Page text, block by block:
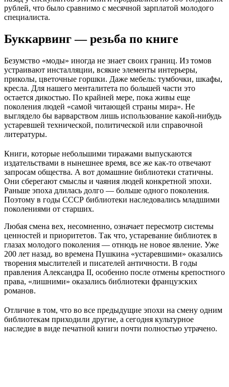
рублей, что было сравнимо с месячной зарплатой молодого
специалиста.
Буккарвинг — резьба по книге
Безумство «моды» иногда не знает своих границ. Из томов
устраивают инсталляции, всякие элементы интерьеры,
приколы, цветочные горшки. Даже мебель: тумбочки, шкафы,
кресла. Для нашего менталитета по большей части это
остается дикостью. По крайней мере, пока живы еще
поколения людей «самой читающей страны мира». Не
выглядело бы варварством лишь использование какой-нибудь
устаревшей технической, политической или справочной
литературы.
Книги, которые небольшими тиражами выпускаются
издательствами в нынешнее время, все же как-то отвечают
запросам общества. А вот домашние библиотеки статичны.
Они сберегают смыслы и чаяния людей конкретной эпохи.
Раньше эпоха длилась долго — больше одного поколения.
Поэтому в годы СССР библиотеки наследовались младшими
поколениями от старших.
Любая смена вех, несомненно, означает пересмотр системы
ценностей и приоритетов. Так что, устаревание библиотек в
глазах молодого поколения — отнюдь не новое явление. Уже
200 лет назад, во времена Пушкина «устаревшими» оказались
творения мыслителей и писателей античности. В годы
правления Александра II, особенно после отмены крепостного
права, «лишними» оказались библиотеки французских
романов.
Отличие в том, что во все предыдущие эпохи на смену одним
библиотекам приходили другие, а сегодня культурное
наследие в виде печатной книги почти полностью утрачено.